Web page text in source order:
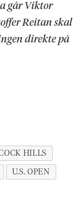
går Viktor
Reitan skal
direkte på
HILLS
U.S. OPEN